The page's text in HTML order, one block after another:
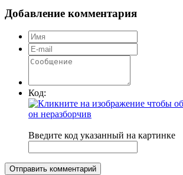
Добавление комментария
Код:
Введите код указанный на картинке
Отправить комментарий